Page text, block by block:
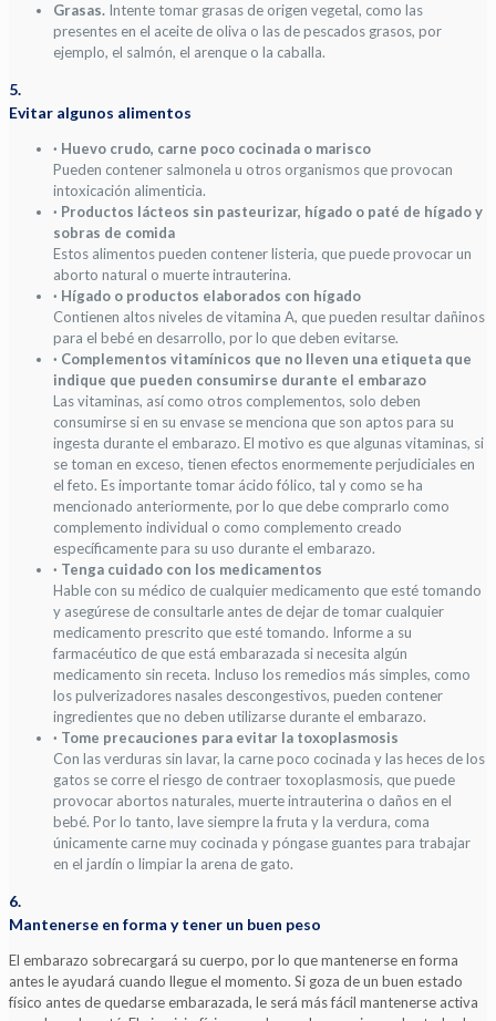
Grasas. Intente tomar grasas de origen vegetal, como las
presentes en el aceite de oliva o las de pescados grasos, por
ejemplo, el salmón, el arenque o la caballa.
5.
Evitar algunos alimentos
· Huevo crudo, carne poco cocinada o marisco
Pueden contener salmonela u otros organismos que provocan
intoxicación alimenticia.
· Productos lácteos sin pasteurizar, hígado o paté de hígado y
sobras de comida
Estos alimentos pueden contener listeria, que puede provocar un
aborto natural o muerte intrauterina.
· Hígado o productos elaborados con hígado
Contienen altos niveles de vitamina A, que pueden resultar dañinos
para el bebé en desarrollo, por lo que deben evitarse.
· Complementos vitamínicos que no lleven una etiqueta que
indique que pueden consumirse durante el embarazo
Las vitaminas, así como otros complementos, solo deben
consumirse si en su envase se menciona que son aptos para su
ingesta durante el embarazo. El motivo es que algunas vitaminas, si
se toman en exceso, tienen efectos enormemente perjudiciales en
el feto. Es importante tomar ácido fólico, tal y como se ha
mencionado anteriormente, por lo que debe comprarlo como
complemento individual o como complemento creado
específicamente para su uso durante el embarazo.
· Tenga cuidado con los medicamentos
Hable con su médico de cualquier medicamento que esté tomando
y asegúrese de consultarle antes de dejar de tomar cualquier
medicamento prescrito que esté tomando. Informe a su
farmacéutico de que está embarazada si necesita algún
medicamento sin receta. Incluso los remedios más simples, como
los pulverizadores nasales descongestivos, pueden contener
ingredientes que no deben utilizarse durante el embarazo.
· Tome precauciones para evitar la toxoplasmosis
Con las verduras sin lavar, la carne poco cocinada y las heces de los
gatos se corre el riesgo de contraer toxoplasmosis, que puede
provocar abortos naturales, muerte intrauterina o daños en el
bebé. Por lo tanto, lave siempre la fruta y la verdura, coma
únicamente carne muy cocinada y póngase guantes para trabajar
en el jardín o limpiar la arena de gato.
6.
Mantenerse en forma y tener un buen peso
El embarazo sobrecargará su cuerpo, por lo que mantenerse en forma
antes le ayudará cuando llegue el momento. Si goza de un buen estado
físico antes de quedarse embarazada, le será más fácil mantenerse activa